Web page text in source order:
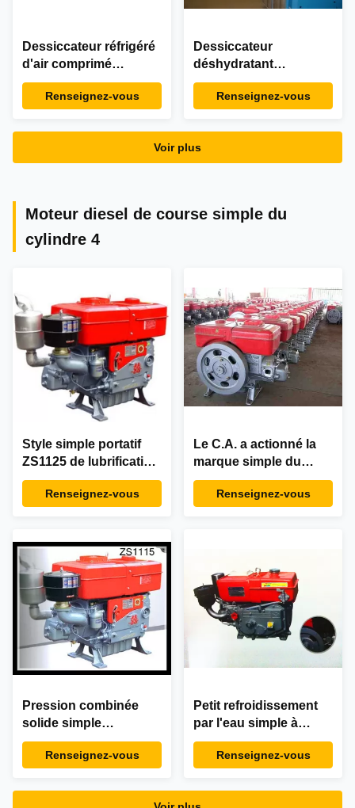
Dessiccateur réfrigéré
d'air comprimé
d'excellent
refroidissement par
compresseur
Renseignez-vous
Dessiccateur
déshydratant
comprimé réfrigéré
d'airRenseignez-vous
Voir plus
Moteur diesel de course simple du
cylindre 4
Style simple portatif
ZS1125 de lubrification
de moteur diesel de
course du cylindre 4
Renseignez-vous
Le C.A. a actionné la
marque simple du
moteur diesel ZS1130
JIANGDONG de
Renseignez-vous
Pression combinée
solide simple
horizontale et
éclaboussement de
cylindre de 4 courses
Renseignez-vous
Petit refroidissement
par l'eau simple à
grande vitesse de
moteur diesel de
8hp R180
Renseignez-vous